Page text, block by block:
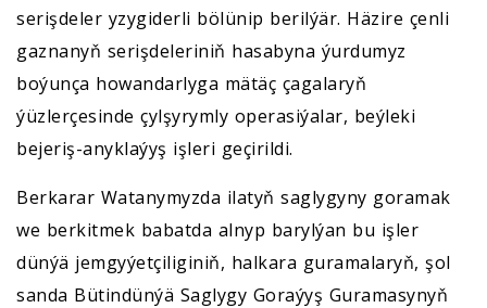
serişdeler yzygiderli bölünip berilýär. Häzire çenli
gaznanyň serişdeleriniň hasabyna ýurdumyz
boýunça howandarlyga mätäç çagalaryň
ýüzlerçesinde çylşyrymly operasiýalar, beýleki
bejeriş-anyklaýyş işleri geçirildi.
Berkarar Watanymyzda ilatyň saglygyny goramak
we berkitmek babatda alnyp barylýan bu işler
dünýä jemgyýetçiliginiň, halkara guramalaryň, şol
sanda Bütindünýä Saglygy Goraýyş Guramasynyň